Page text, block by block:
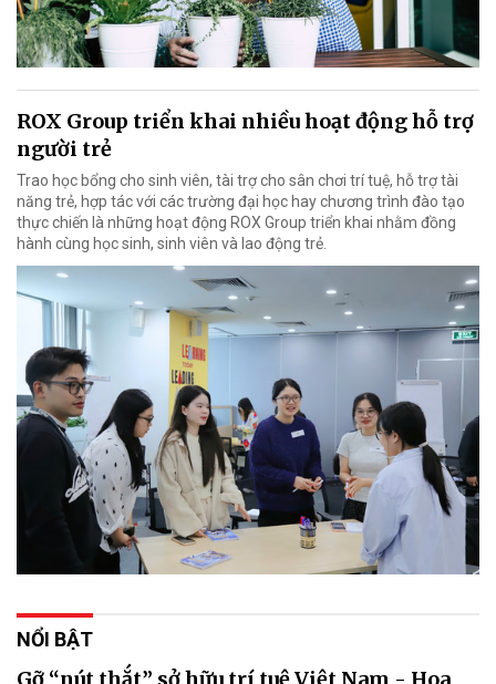
ROX Group triển khai nhiều hoạt động hỗ trợ
người trẻ
Trao học bổng cho sinh viên, tài trợ cho sân chơi trí tuệ, hỗ trợ tài
năng trẻ, hợp tác với các trường đại học hay chương trình đào tạo
thực chiến là những hoạt động ROX Group triển khai nhằm đồng
hành cùng học sinh, sinh viên và lao động trẻ.
NỔI BẬT
Gỡ “nút thắt” sở hữu trí tuệ Việt Nam - Hoa